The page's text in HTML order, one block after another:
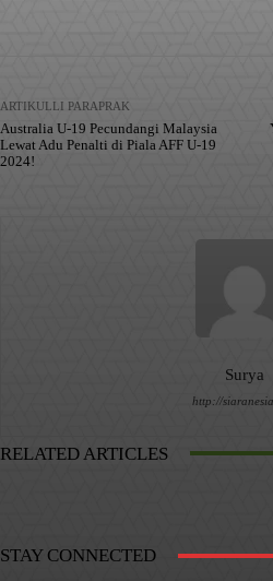
ARTIKULLI PARAPRAK
Australia U-19 Pecundangi Malaysia
Lewat Adu Penalti di Piala AFF U-19
2024!
Surya
http://
RELATED ARTICLES
STAY CONNECTED